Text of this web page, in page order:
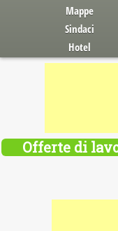
Mappe
Sindaci
Hotel
Offerte di